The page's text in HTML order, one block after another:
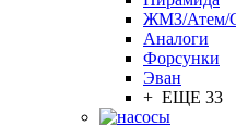
ЖМЗ/Атем/
Aналоги
Форсунки
Эван
+ ЕЩЕ 33